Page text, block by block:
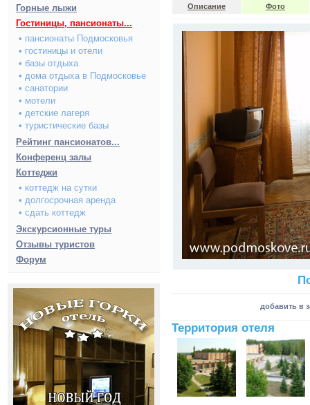
Горные лыжи
Гостиницы, пансионаты...
• пансионаты Подмосковья
• гостиницы и отели
• базы отдыха
• дома отдыха в Подмосковье
• санатории
• мотели
• детские лагеря
• туристические базы
Рейтинг пансионатов...
Конференц залы
Коттеджи
• коттедж на сутки
• долгосрочная аренда
• сдать коттедж
Экскурсионные туры
Отзывы туристов
Форум
Описание Фото
добавить в
Территория отеля